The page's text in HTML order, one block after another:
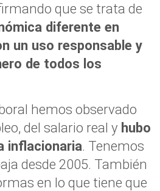
que se trata de
diferente en
un uso responsable y
de todos los
hemos observado
del salario real y hubo
inflacionaria. Tenemos
desde 2005. También
en lo que tiene que